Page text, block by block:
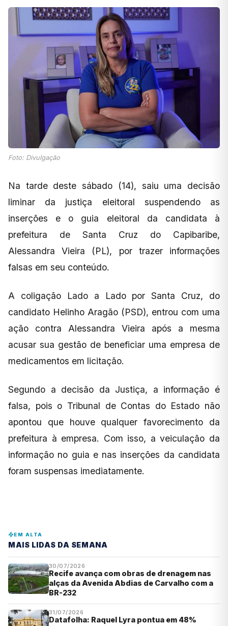
Foto: Divulgação
Na tarde deste sábado (14), saiu uma decisão
liminar da justiça eleitoral suspendendo as
inserções e o guia eleitoral da candidata à
prefeitura de Santa Cruz do Capibaribe,
Alessandra Vieira (PL), por trazer informações
falsas em seu conteúdo.
A coligação Lado a Lado por Santa Cruz, do
candidato Helinho Aragão (PSD), entrou com uma
ação contra Alessandra Vieira após a mesma
acusar sua gestão de beneficiar uma empresa de
medicamentos em licitação.
Segundo a decisão da Justiça, a informação é
falsa, pois o Tribunal de Contas do Estado não
apontou que houve qualquer favorecimento da
prefeitura à empresa. Com isso, a veiculação da
informação no guia e nas inserções da candidata
foram suspensas imediatamente.
EM ALTA
MAIS LIDAS DA SEMANA
30/07/2026
Recife avança com obras de drenagem nas
alças da Avenida Abdias de Carvalho com a
BR-232
31/07/2026
Datafolha: Raquel Lyra pontua em 48%